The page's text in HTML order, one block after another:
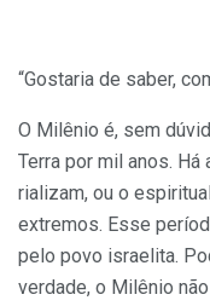
“Gostaria de saber,
O Milênio é, sem
Terra por mil anos.
rializam, ou o
extremos. Esse
pelo povo israelita.
verdade, o Milênio